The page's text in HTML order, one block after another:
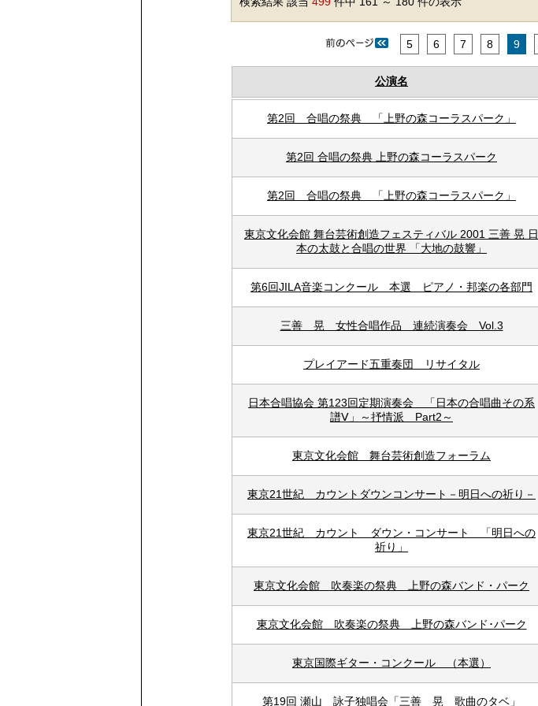
5 6 7 8 9
公演名
第2回 合唱の祭典 「上野の森コーラスパーク」
第2回 合唱の祭典 上野の森コーラスパーク
第2回 合唱の祭典 「上野の森コーラスパーク」
東京文化会館 舞台芸術創造フェスティバル 2001 三善 晃 日
本の太鼓と合唱の世界 「大地の鼓響」
第6回JILA音楽コンクール 本選 ピアノ・邦楽の各部門
三善 晃 女性合唱作品 連続演奏会 Vol.3
プレイアード五重奏団 リサイタル
日本合唱協会 第123回定期演奏会 「日本の合唱曲その系
譜Ⅴ」～抒情派 Part2～
東京文化会館 舞台芸術創造フォーラム
東京21世紀 カウントダウンコンサート－明日への祈り－
東京21世紀 カウント ダウン・コンサート 「明日への
祈り」
東京文化会館 吹奏楽の祭典 上野の森バンド・パーク
東京文化会館 吹奏楽の祭典 上野の森バンド･パーク
東京国際ギター・コンクール （本選）
第19回 瀬山 詠子独唱会「三善 晃 歌曲のタベ」